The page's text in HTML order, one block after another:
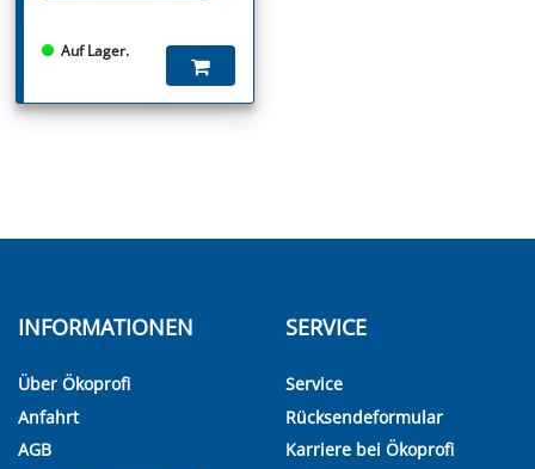
Auf Lager.
INFORMATIONEN
Über Ökoprofi
Anfahrt
AGB
SERVICE
Service
Rücksendeformular
Karriere bei Ökoprofi